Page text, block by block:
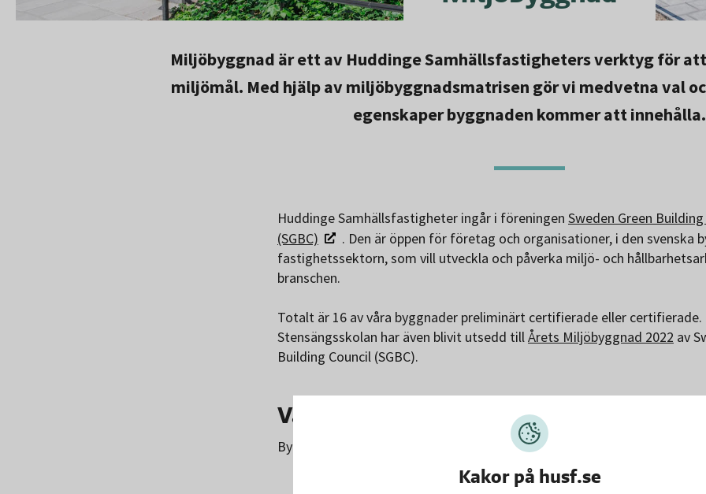
Kakor på husf.se
Miljöbyggnad är ett av Huddinge Samhällsfastigheters verktyg för
miljömål. Med hjälp av miljöbyggnadsmatrisen gör vi medvetna val
egenskaper byggnaden kommer att innehålla.
Huddinge Samhällsfastigheter ingår i föreningen Sweden Green
(SGBC)
. Den är öppen för företag och organisationer, i den svenska
fastighetssektorn, som vill utveckla och påverka miljö- och
branschen.
Totalt är 16 av våra byggnader preliminärt certifierade eller certifierade.
Stensängsskolan har även blivit utsedd tillÅrets Miljöbyggnad 2022 av
Building Council (SGBC).
Våra certifierade fastigheter i
Byggnaderna är certifierade enligt Miljöbyggnad nivå Silver
4-9 Certifierad (Nyproducerad byggnad 2.1)